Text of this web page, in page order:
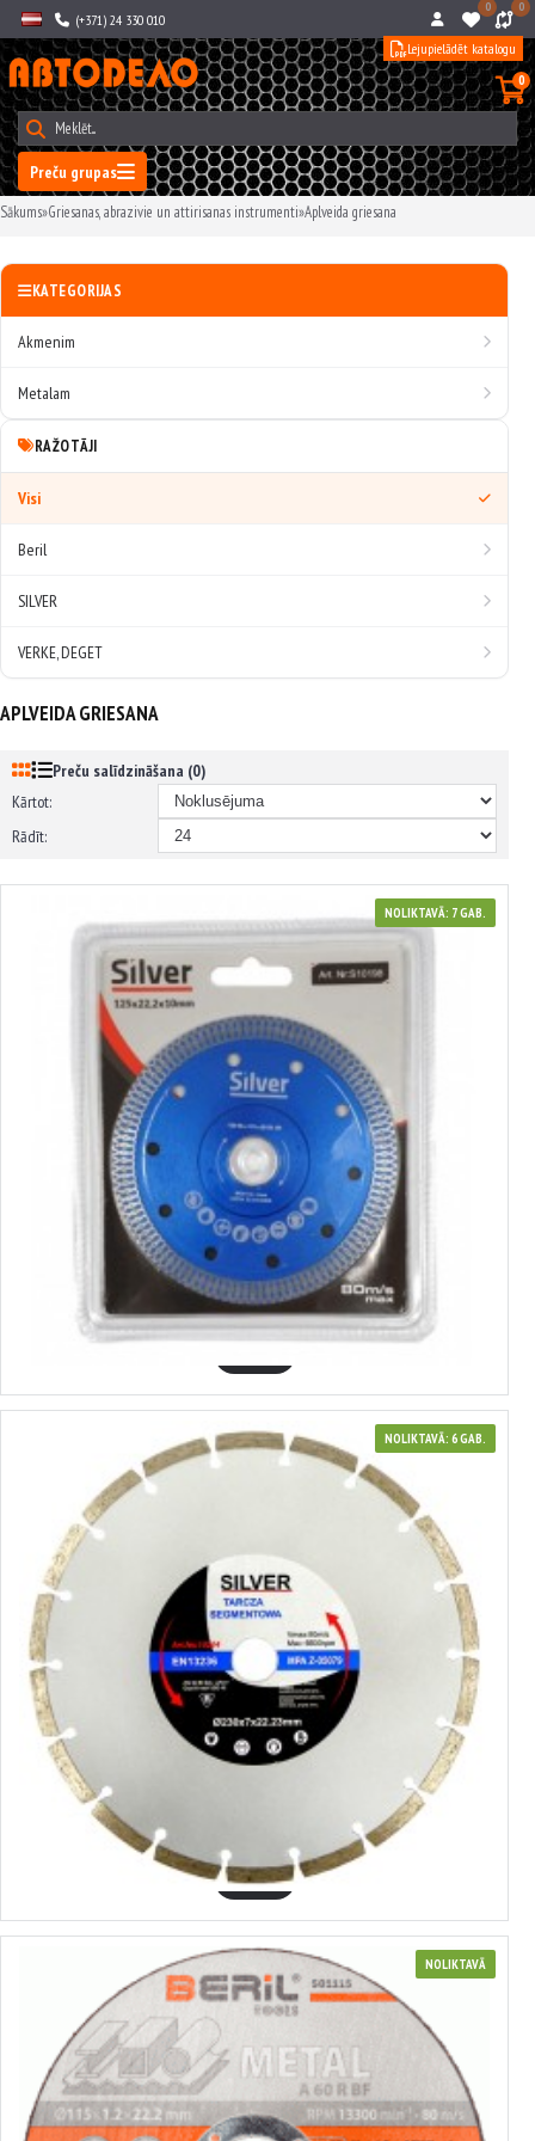
(+371) 24 330 010
0 0
Preču grupas
0
Lejupielādēt katalogu
Sākums»Griesanas, abrazivie un attirisanas instrumenti»Aplveida griesana
KATEGORIJAS
Akmenim
Metalam
RAŽOTĀJI
Visi
Beril
SILVER
VERKE, DEGET
APLVEIDA GRIESANA
Preču salīdzināšana (0)
Kārtot:
Rādīt:
NOLIKTAVĀ: 7 GAB.
Dimanta disks 125 mm porcelāna un keramikas griešanai SILVER
8.55€
NOLIKTAVĀ: 6 GAB.
410204
GROZĀ
NOLIKTAVĀ